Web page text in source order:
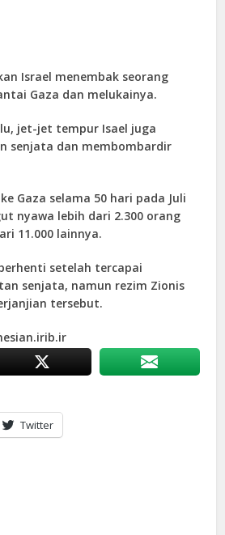
Israel menembak seorang
Gaza dan melukainya.
jet-jet tempur Isael juga
senjata dan membombardir
Gaza selama 50 hari pada Juli
nyawa lebih dari 2.300 orang
11.000 lainnya.
setelah tercapai
senjata, namun rezim Zionis
tersebut.
Twitter